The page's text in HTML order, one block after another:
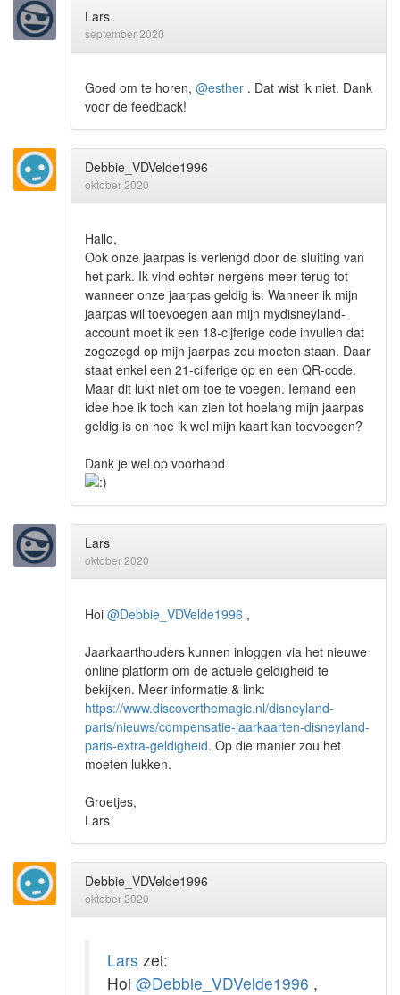
Lars
september 2020
Goed om te horen, @esther . Dat wist ik niet. Dank
voor de feedback!
Debbie_VDVelde1996
oktober 2020
Hallo,
Ook onze jaarpas is verlengd door de sluiting van
het park. Ik vind echter nergens meer terug tot
wanneer onze jaarpas geldig is. Wanneer ik mijn
jaarpas wil toevoegen aan mijn mydisneyland-
account moet ik een 18-cijferige code invullen dat
zogezegd op mijn jaarpas zou moeten staan. Daar
staat enkel een 21-cijferige op en een QR-code.
Maar dit lukt niet om toe te voegen. Iemand een
idee hoe ik toch kan zien tot hoelang mijn jaarpas
geldig is en hoe ik wel mijn kaart kan toevoegen?
Dank je wel op voorhand
Lars
oktober 2020
Hoi @Debbie_VDVelde1996 ,
Jaarkaarthouders kunnen inloggen via het nieuwe
online platform om de actuele geldigheid te
bekijken. Meer informatie & link:
https://www.discoverthemagic.nl/disneyland-
paris/nieuws/compensatie-jaarkaarten-disneyland-
paris-extra-geldigheid. Op die manier zou het
moeten lukken.
Groetjes,
Lars
Debbie_VDVelde1996
oktober 2020
Lars zei:
Hoi @Debbie_VDVelde1996 ,